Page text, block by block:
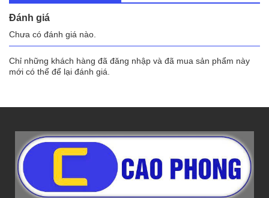
Đánh giá
Chưa có đánh giá nào.
Chỉ những khách hàng đã đăng nhập và đã mua sản phẩm này
mới có thể để lại đánh giá.